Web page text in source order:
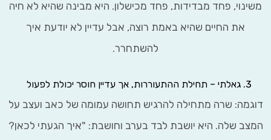
פחד מבדידות, פחד מכישלון. היא מבינה שהיא לא חיה
את החיים שהיא באמת רוצה, אבל עדיין לא יודעת איך
להשתחרר.
גאלתי – תחילת ההתעוררות, אך עדיין חוסר יכולת לפעול
שרה מתחילה להרגיש תחושה עמומה של כאב ועצב על
שלה. היא יושבת לבד בערב וחושבת: "איך הגעתי לכאן?